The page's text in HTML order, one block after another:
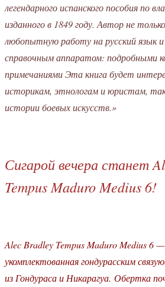
легендарного испанского пособия по
изданного в 1849 году. Автор не
любопытную работу на русский язык и
справочным аппаратом: подробными
примечаниями Эта книга будет
историкам, этнологам и юристам,
истории боевых искусств.»
Сигарой вечера станет
Tempus Maduro Medius 6!
Alec Bradley Tempus Maduro Medius 6 —
укомплектованная гондурасским
из Гондураса и Никарагуа. Обертка